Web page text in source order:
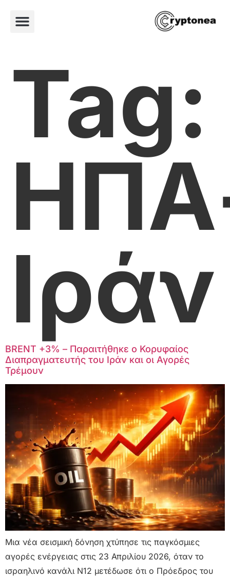
Tag:
Ιράν
BRENT +3% – Παραιτήθηκε ο Κορυφαίος
Διαπραγματευτής του Ιράν και οι Αγορές
Τρέμουν
Μια νέα σεισμική δόνηση χτύπησε τις παγκόσμιες
αγορές ενέργειας στις 23 Απριλίου 2026, όταν το
ισραηλινό κανάλι N12 μετέδωσε ότι ο Πρόεδρος του